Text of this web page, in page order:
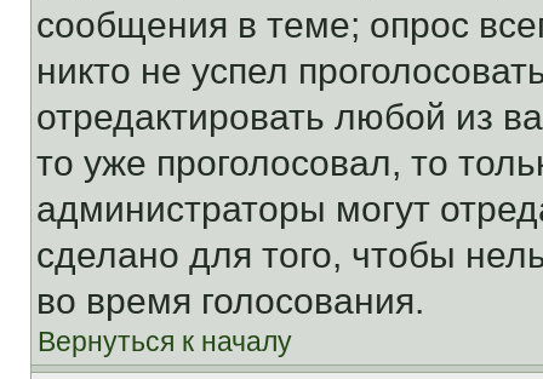
сообщения в теме; опрос
никто не успел
отредактировать любой из
то уже проголосовал, то
администраторы могут
сделано для того, чтобы
во время голосования.
Вернуться к началу